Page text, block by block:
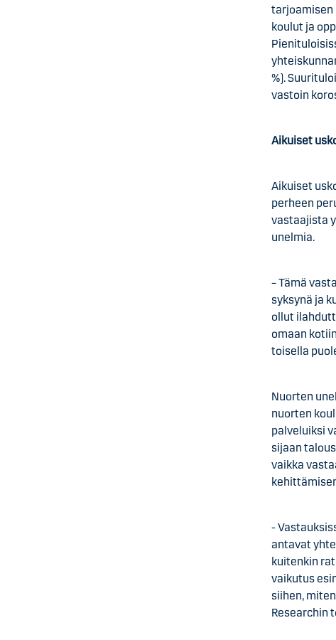
tarjoamisen
koulut ja
%).
vastoin
Aikuiset
Aikuiset
perheen
vastaajista
unelmia.
– Tämä
syksynä ja
ollut
omaan
toisella
Nuorten
nuorten
palveluiksi
sijaan
vaikka
-
antavat
kuitenkin
vaikutus
siihen,
Researchin